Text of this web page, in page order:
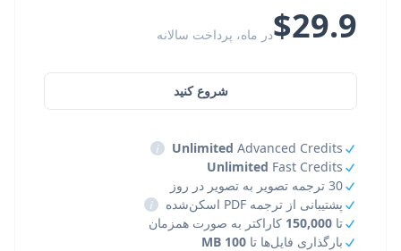
$29.9در ماه، پرداخت سالانه
شروع کنید
Unlimited Advanced Credits
i
Unlimited Fast Credits
30 ترجمه تصویر به تصویر در روز
پشتیبانی از ترجمه PDF اسکن‌شده
i
تا 150,000 کاراکتر به صورت همزمان
بارگذاری فایل‌ها تا 100 MB